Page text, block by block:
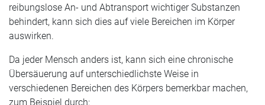
reibungslose An- und Abtransport wichtiger Substanzen
behindert, kann sich dies auf viele Bereichen im Körper
auswirken.
Da jeder Mensch anders ist, kann sich eine chronische
Übersäuerung auf unterschiedlichste Weise in
verschiedenen Bereichen des Körpers bemerkbar machen,
zum Beispiel durch: